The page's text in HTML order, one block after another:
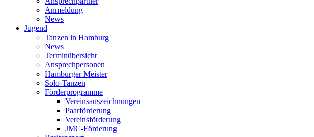
Anmeldung
News
Jugend
Tanzen in Hamburg
News
Terminübersicht
Ansprechpersonen
Hamburger Meister
Solo-Tanzen
Förderprogramme
Vereinsauszeichnungen
Paarförderung
Vereinsförderung
JMC-Förderung